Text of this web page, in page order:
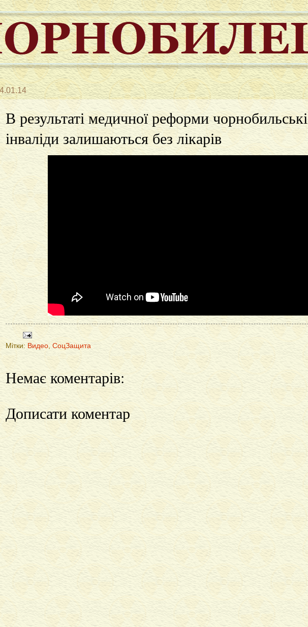
В результаті медичної реформи чорнобильські
інваліди залишаються без лікарів
Мітки: Видео, СоцЗащита
Немає коментарів:
Дописати коментар